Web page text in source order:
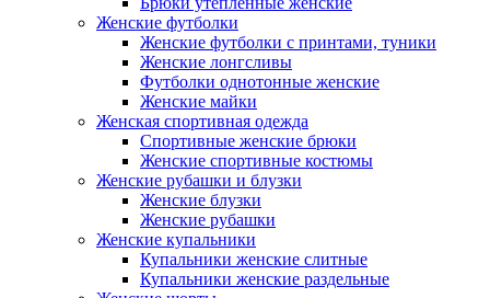
Женские футболки
Женские футболки с принтами, туники
Женские лонгсливы
Футболки однотонные женские
Женские майки
Женская спортивная одежда
Спортивные женские брюки
Женские спортивные костюмы
Женские рубашки и блузки
Женские блузки
Женские рубашки
Женские купальники
Купальники женские слитные
Купальники женские раздельные